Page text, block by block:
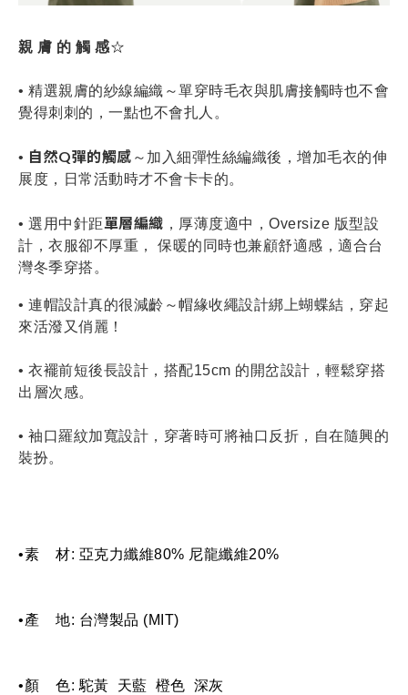
親 膚 的 觸 感☆
• 精選親膚的紗線編織～單穿時毛衣與肌膚接觸時也不會
覺得刺刺的， 一點也不會扎人 。
• 自然Q彈的觸感 ～加入細彈性絲編織後，增加毛衣的伸
展度，日常活動時才不會卡卡的。
• 選用中針距單層編織 ， 厚薄度適中 ， Oversize 版型設
計 ， 衣服卻不厚重 ， 保暖的同時也兼顧舒適感 ，適合台
灣冬季穿搭。
• 連帽設計真的很減齡～帽緣收繩設計綁上蝴蝶結，穿起
來活潑又俏麗！
• 衣襬前短後長設計，搭配15cm 的 開岔設計，輕鬆穿搭
出層次感。
• 袖口羅紋加寬設計 ，穿著時可將袖口反折 ，自在隨興的
裝扮。
•素    材: 亞克力纖維80% 尼龍纖維20%
•產    地: 台灣製品 (MIT)
•顏    色: 駝黃  天藍  橙色  深灰